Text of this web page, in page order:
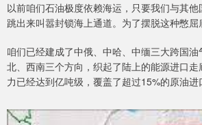
以前咱们石油极度依赖海运，只要我们与其
跳出来叫嚣封锁海上通道。为了摆脱这种憋屈
咱们已经建成了中俄、中哈、中缅三大跨国
北、西南三个方向，织起了陆上的能源进口
力已经达到亿吨级，覆盖了超过15%的原油进